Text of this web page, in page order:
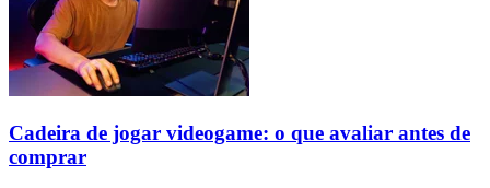
Cadeira de jogar videogame: o que avaliar antes de
comprar